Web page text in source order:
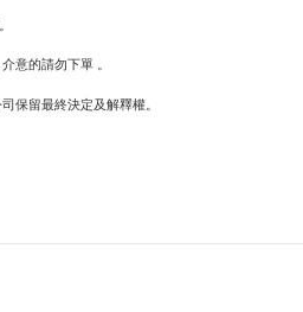
意的請勿下單 。
保留最終決定及解釋權。